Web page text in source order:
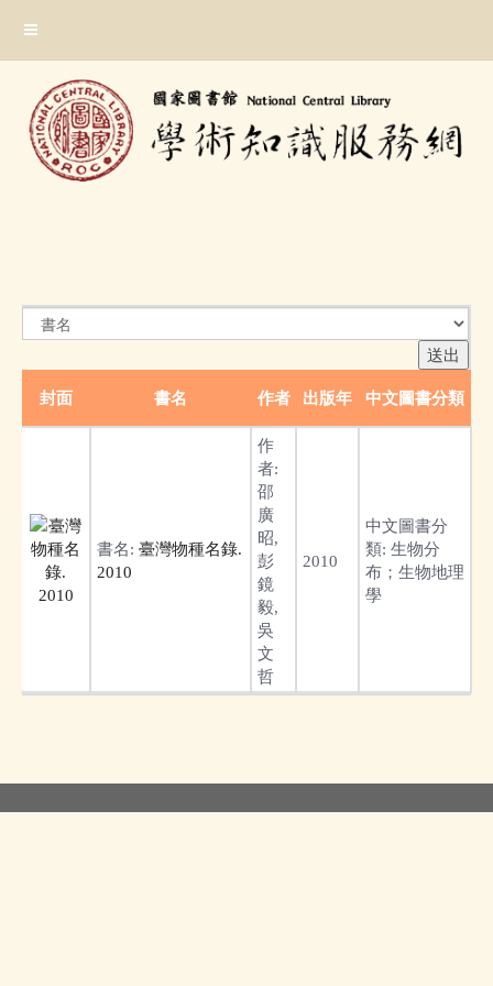
主
封面 書名 作者 出版年 中文圖書分類
書名: 臺灣物種名錄.
2010
作
者:
邵
廣
昭,
彭
鏡
毅,
吳
文
哲
2010
中文圖書分
類: 生物分
布；生物地理
學